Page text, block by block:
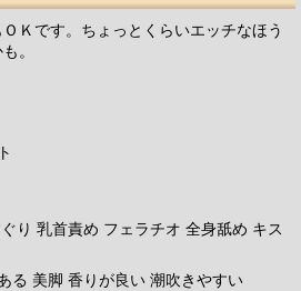
Ｋです。ちょっとくらいエッチなほう
。
り 乳首責め フェラチオ 全身舐め キス
る 美脚 香りが良い 潮吹きやすい